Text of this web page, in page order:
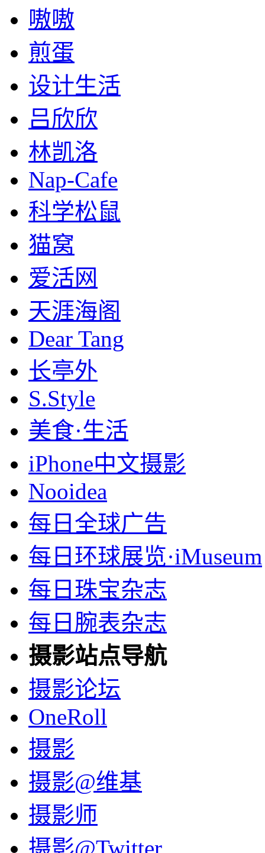
嗷嗷
煎蛋
设计生活
吕欣欣
林凯洛
Nap-Cafe
科学松鼠
猫窝
爱活网
天涯海阁
Dear Tang
长亭外
S.Style
美食·生活
iPhone中文摄影
Nooidea
每日全球广告
每日环球展览·iMuseum
每日珠宝杂志
每日腕表杂志
摄影站点导航
摄影论坛
OneRoll
摄影
摄影@维基
摄影师